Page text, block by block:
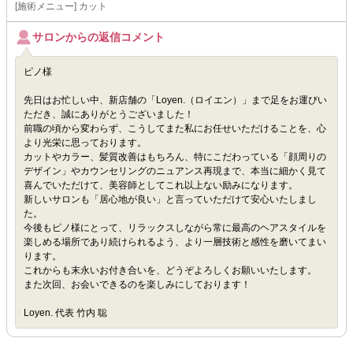
[施術メニュー] カット
サロンからの返信コメント
ピノ様
先日はお忙しい中、新店舗の「Loyen.（ロイエン）」まで足をお運びい
ただき、誠にありがとうございました！
前職の頃から変わらず、こうしてまた私にお任せいただけることを、心
より光栄に思っております。
カットやカラー、髪質改善はもちろん、特にこだわっている「顔周りの
デザイン」やカウンセリングのニュアンス再現まで、本当に細かく見て
喜んでいただけて、美容師としてこれ以上ない励みになります。
新しいサロンも「居心地が良い」と言っていただけて安心いたしまし
た。
今後もピノ様にとって、リラックスしながら常に最高のヘアスタイルを
楽しめる場所であり続けられるよう、より一層技術と感性を磨いてまい
ります。
これからも末永いお付き合いを、どうぞよろしくお願いいたします。
また次回、お会いできるのを楽しみにしております！
Loyen. 代表 竹内 聡